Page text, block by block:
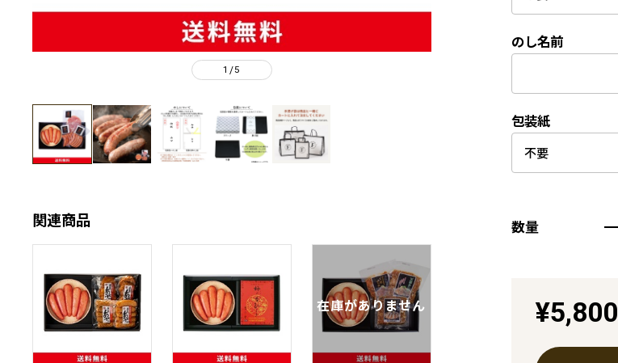
1 /5
関連商品
のし名前
包装紙
数量
¥5,800